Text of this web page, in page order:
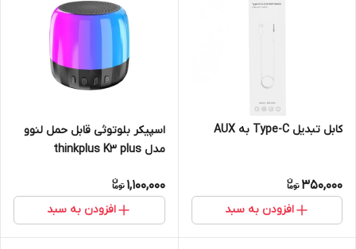
کابل تبدیل Type-C به AUX
350,000
افزودن به سبد
اسپیکر بلوتوثی قابل حمل لنوو
مدل thinkplus K3 plus
1,100,000
افزودن به سبد